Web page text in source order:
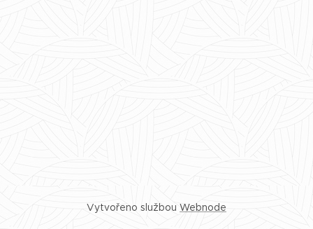
Vytvořeno službou Webnode